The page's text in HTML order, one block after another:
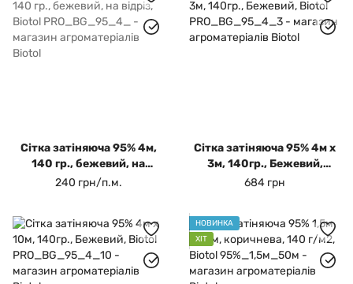
Сітка затіняюча 95% 4м,
140 гр., бежевий, на
відріз, Biotol
240 грн/п.м.
Cітка затіняюча 95% 4м х
3м, 140гр., Бежевий,
Biotol
684 грн
НОВИНКА
ХІТ